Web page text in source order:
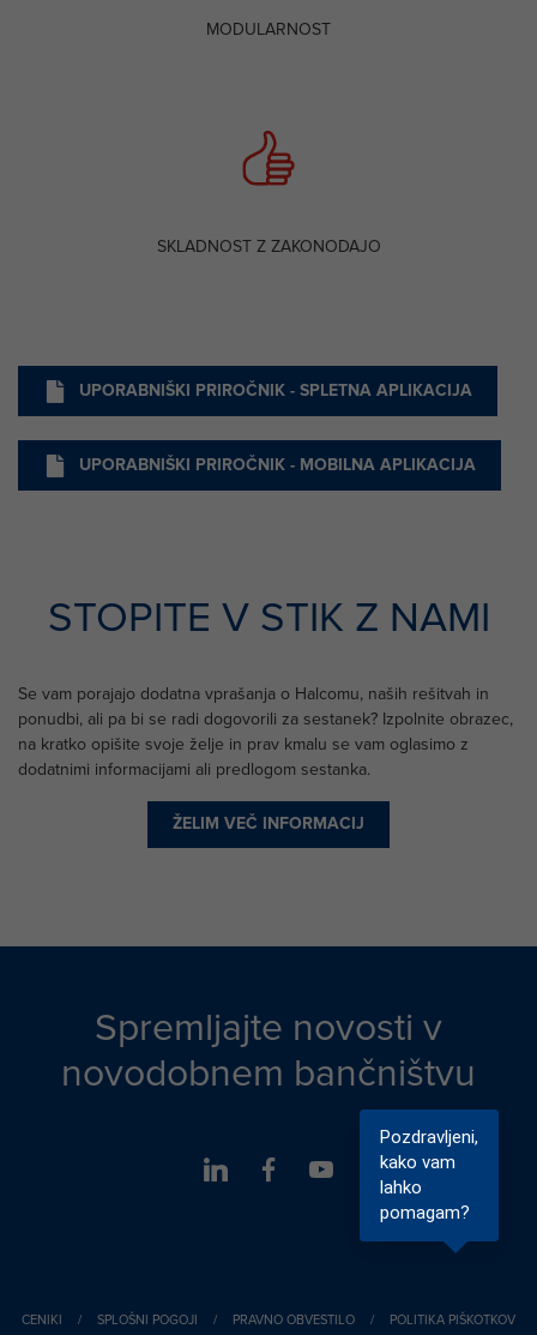
MODULARNOST
SKLADNOST Z ZAKONODAJO
UPORABNIŠKI PRIROČNIK - SPLETNA APLIKACIJA
UPORABNIŠKI PRIROČNIK - MOBILNA APLIKACIJA
STOPITE V STIK Z NAMI
Se vam porajajo dodatna vprašanja o Halcomu, naših rešitvah in
ponudbi, ali pa bi se radi dogovorili za sestanek? Izpolnite obrazec,
na kratko opišite svoje želje in prav kmalu se vam oglasimo z
dodatnimi informacijami ali predlogom sestanka.
ŽELIM VEČ INFORMACIJ
Spremljajte novosti v
novodobnem bančništvu
CENIKI / SPLOŠNI POGOJI / PRAVNO OBVESTILO / POLITIKA PIŠKOTKOV
Pozdravljeni,
kako vam
lahko
pomagam?